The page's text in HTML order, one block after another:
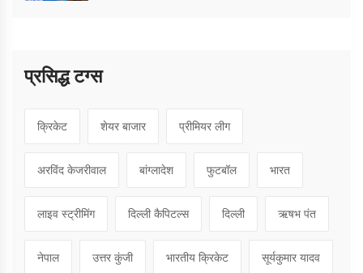
प्रसिद्ध टग्स
क्रिकेट शेयर बाजार प्रीमियर लीग
अरविंद केजरीवाल बांग्लादेश फुटबॉल भारत
लाइव स्ट्रीमिंग दिल्ली कैपिटल्स दिल्ली ऋषभ पंत
नेपाल उत्तर कुंजी भारतीय क्रिकेट सूर्यकुमार यादव